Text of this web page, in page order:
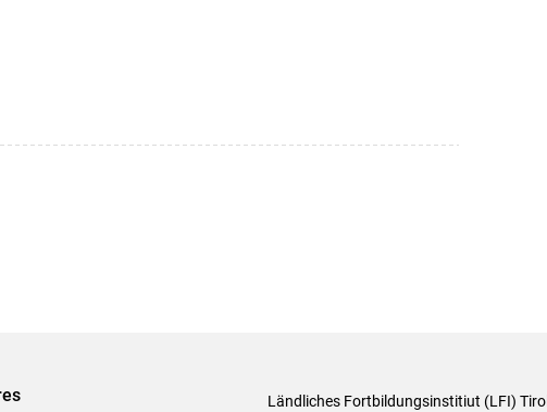
Ländliches Fortbildungsinstitiut (LFI) Tirol